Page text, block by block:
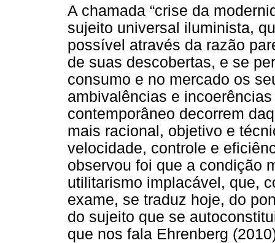
A chamada “crise da
sujeito universal iluminista,
possível através da razão
de suas descobertas, e se
consumo e no mercado os
ambivalências e
contemporâneo decorrem
mais racional, objetivo e
velocidade, controle e
observou foi que a condição
utilitarismo implacável, que,
exame, se traduz hoje, do
do sujeito que se
que nos fala Ehrenberg